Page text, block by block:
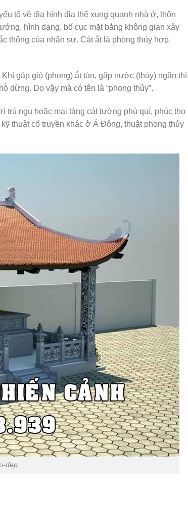
tố về địa hình địa thế xung quanh nhà ở, thôn
hình dạng, bố cục mặt bằng không gian xây
thông của nhân sự. Cát ắt là phong thủy hợp,
gặp gió (phong) ắt tán, gặp nước (thủy) ngăn thì
dừng. Do vậy mà có tên là “phong thủy”.
trú ngụ hoặc mai táng cát tường phú quí, phúc thọ
thuật cổ truyền khác ở Á Đông, thuật phong thủy
dep